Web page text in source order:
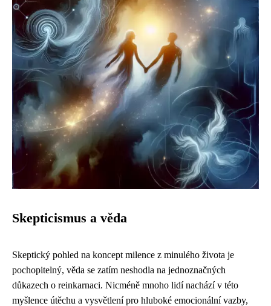
Skepticismus a věda
Skeptický pohled na koncept milence z minulého života je
pochopitelný, věda se zatím neshodla na jednoznačných
důkazech o reinkarnaci. Nicméně mnoho lidí nachází v této
myšlence útěchu a vysvětlení pro hluboké emocionální vazby,